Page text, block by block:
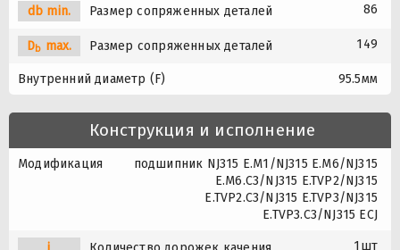
db min. Размер сопряженных деталей 86
Db max. Размер сопряженных деталей 149
Внутренний диаметр (F) 95.5мм
Конструкция и исполнение
Модификация
подшипник NJ315 E.M1/NJ315 E.M6/NJ315
E.M6.C3/NJ315 E.TVP2/NJ315
E.TVP2.C3/NJ315 E.TVP3/NJ315
E.TVP3.C3/NJ315 ECJ
1шт